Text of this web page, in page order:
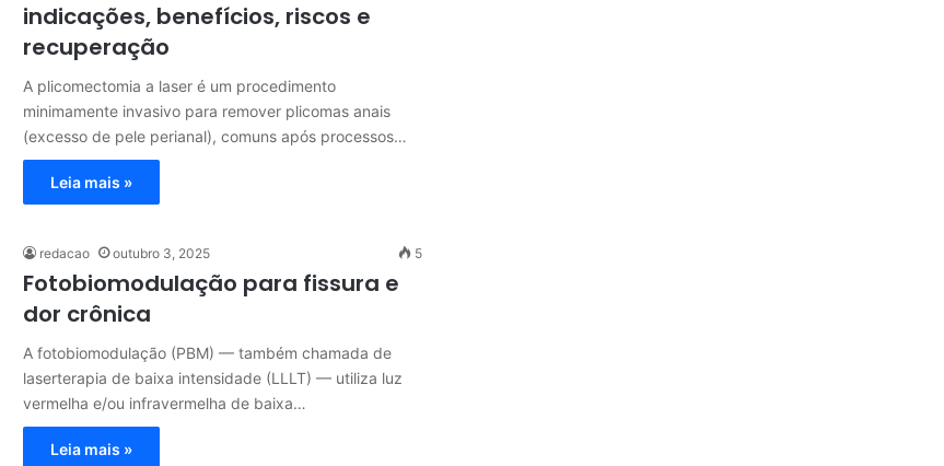
indicações, benefícios, riscos e
recuperação
A plicomectomia a laser é um procedimento
minimamente invasivo para remover plicomas anais
(excesso de pele perianal), comuns após processos…
Leia mais »
redacao outubro 3, 2025 5
Fotobiomodulação para fissura e
dor crônica
A fotobiomodulação (PBM) — também chamada de
laserterapia de baixa intensidade (LLLT) — utiliza luz
vermelha e/ou infravermelha de baixa…
Leia mais »